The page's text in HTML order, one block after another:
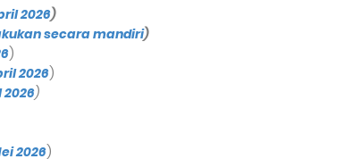
2026)
secara mandiri)
)
2026)
2026)
2026)